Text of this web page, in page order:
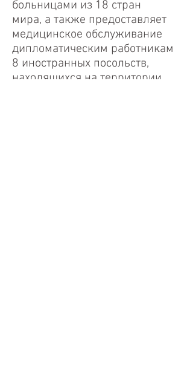
больницами из 18 стран
мира, а также предоставляет
медицинское обслуживание
дипломатическим работникам
8 иностранных посольств,
находящихся на территории